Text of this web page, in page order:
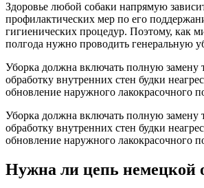
Здоровье любой собаки напрямую
профилактических мер по его
гигиенических процедур. Поэтому, как
полгода нужно проводить генеральную
Уборка должна включать полную замену
обработку внутренних стен будки
обновление наружного лакокрасочного
Уборка должна включать полную замену
обработку внутренних стен будки
обновление наружного лакокрасочного
Нужна ли цепь немецкой